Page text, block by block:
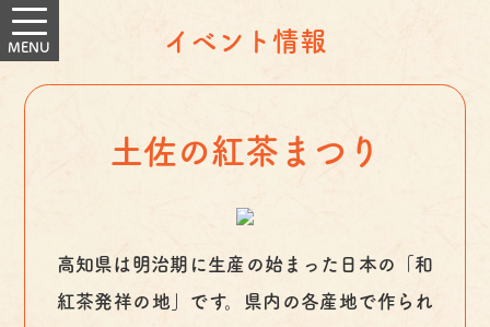
イベント情報
土佐の紅茶まつり
高知県は明治期に生産の始まった日本の「和
紅茶発祥の地」です。県内の各産地で作られ